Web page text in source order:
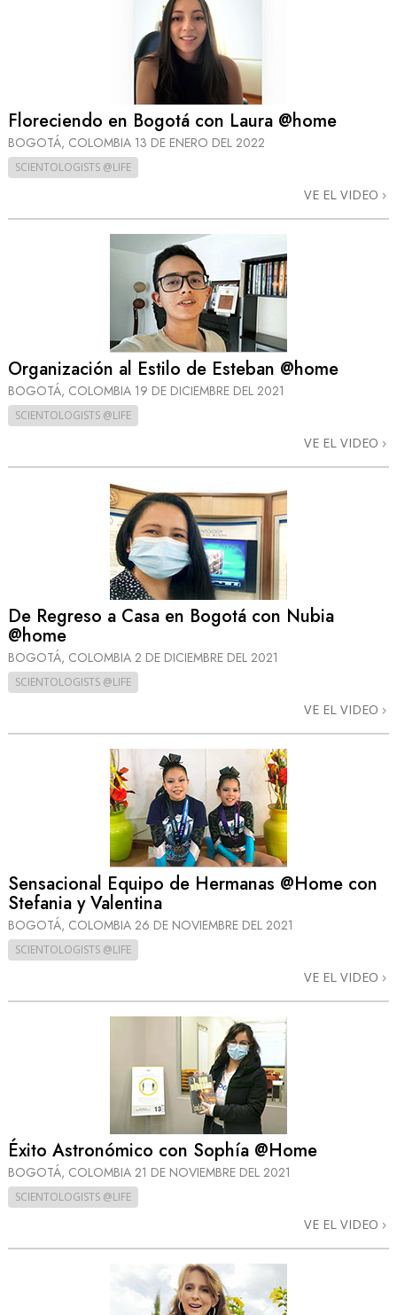
Floreciendo en Bogotá con Laura @home
BOGOTÁ, COLOMBIA 13 DE ENERO DEL 2022
SCIENTOLOGISTS @LIFE
VE EL VIDEO
Organización al Estilo de Esteban @home
BOGOTÁ, COLOMBIA 19 DE DICIEMBRE DEL 2021
SCIENTOLOGISTS @LIFE
VE EL VIDEO
De Regreso a Casa en Bogotá con Nubia
@home
BOGOTÁ, COLOMBIA 2 DE DICIEMBRE DEL 2021
SCIENTOLOGISTS @LIFE
VE EL VIDEO
Sensacional Equipo de Hermanas @Home con
Stefania y Valentina
BOGOTÁ, COLOMBIA 26 DE NOVIEMBRE DEL 2021
SCIENTOLOGISTS @LIFE
VE EL VIDEO
Éxito Astronómico con Sophía @Home
BOGOTÁ, COLOMBIA 21 DE NOVIEMBRE DEL 2021
SCIENTOLOGISTS @LIFE
VE EL VIDEO